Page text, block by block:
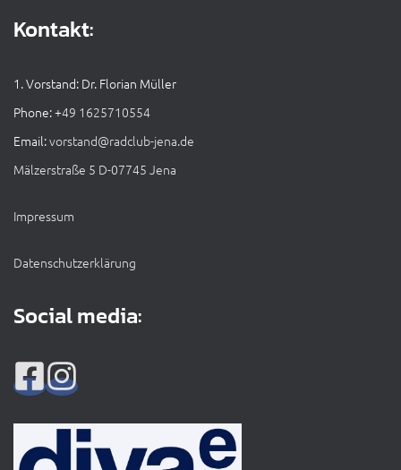
Kontakt:
1. Vorstand: Dr. Florian Müller
Phone: +49 1625710554
Email:vorstand@radclub-jena.de
Mälzerstraße 5 D-07745 Jena
Impressum
Datenschutzerklärung
Social media: